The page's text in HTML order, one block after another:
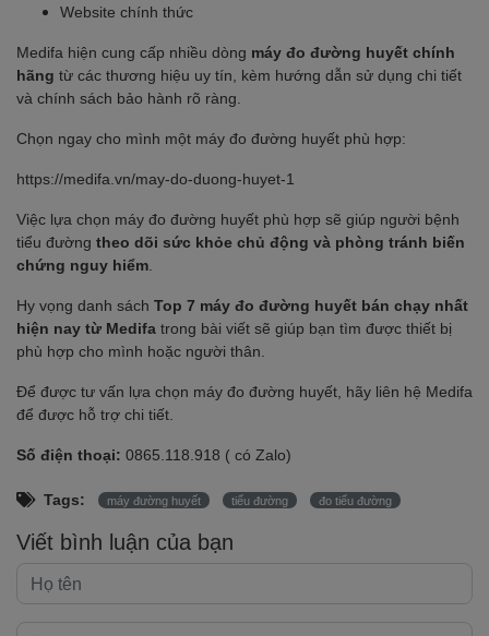
Website chính thức
Medifa hiện cung cấp nhiều dòng máy đo đường huyết chính
hãng từ các thương hiệu uy tín, kèm hướng dẫn sử dụng chi tiết
và chính sách bảo hành rõ ràng.
Chọn ngay cho mình một máy đo đường huyết phù hợp:
https://medifa.vn/may-do-duong-huyet-1
Việc lựa chọn máy đo đường huyết phù hợp sẽ giúp người bệnh
tiểu đường theo dõi sức khỏe chủ động và phòng tránh biến
chứng nguy hiểm
Hy vọng danh sách Top 7 máy đo đường huyết bán chạy nhất
hiện nay từ Medifa trong bài viết sẽ giúp bạn tìm được thiết bị
phù hợp cho mình hoặc người thân.
Để được tư vấn lựa chọn máy đo đường huyết, hãy liên hệ Medifa
để được hỗ trợ chi tiết.
Số điện thoại: 0865.118.918 ( có Zalo)
Tags: máy đường huyết tiểu đường đo tiểu đường
Viết bình luận của bạn